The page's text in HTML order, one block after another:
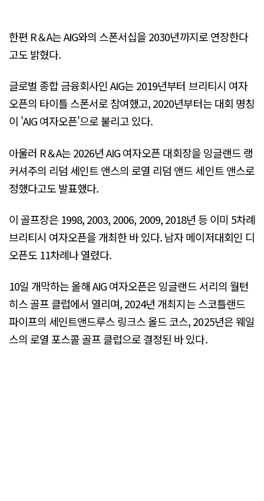
한편 R＆A는 AIG와의 스폰서십을 2030년까지로 연장한다
고도 밝혔다.
글로벌 종합 금융회사인 AIG는 2019년부터 브리티시 여자
오픈의 타이틀 스폰서로 참여했고, 2020년부터는 대회 명칭
이 'AIG 여자오픈'으로 불리고 있다.
아울러 R＆A는 2026년 AIG 여자오픈 대회장을 잉글랜드 랭
커셔주의 리덤 세인트 앤스의 로열 리덤 앤드 세인트 앤스로
정했다고도 발표했다.
이 골프장은 1998, 2003, 2006, 2009, 2018년 등 이미 5차례
브리티시 여자오픈을 개최한 바 있다. 남자 메이저대회인 디
오픈도 11차례나 열렸다.
10일 개막하는 올해 AIG 여자오픈은 잉글랜드 서리의 월턴
히스 골프 클럽에서 열리며, 2024년 개최지는 스코틀랜드
파이프의 세인트앤드루스 링크스 올드 코스, 2025년은 웨일
스의 로열 포스콜 골프 클럽으로 결정된 바 있다.